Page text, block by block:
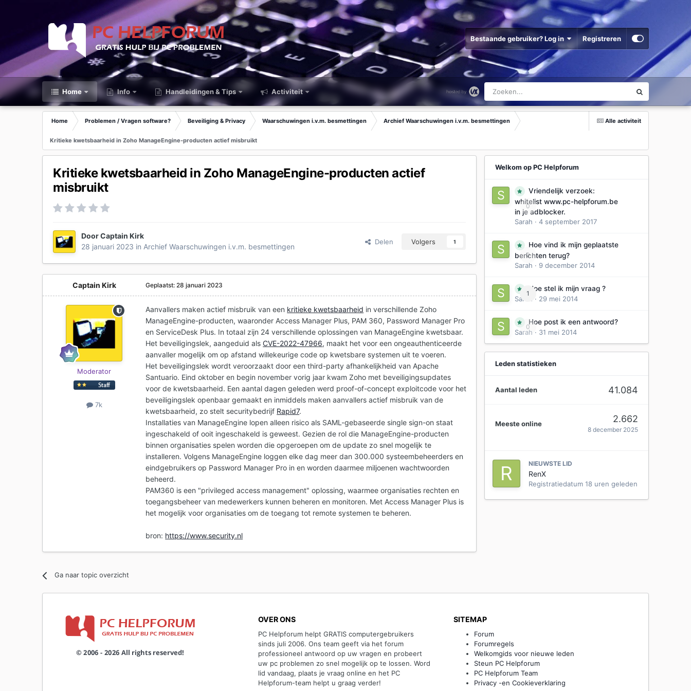
Bestaande gebruiker? Log in Registreren
Home Info Handleidingen & Tips Activiteit
Alle activiteit
Home Problemen / Vragen software? Beveiliging & Privacy Waarschuwingen i.v.m. besmettingen Archief Waarschuwingen i.v.m. besmettingen
Kritieke kwetsbaarheid in Zoho ManageEngine-producten actief misbruikt
Kritieke kwetsbaarheid in Zoho ManageEngine-producten actief
misbruikt
DoorCaptain Kirk
28 januari 2023 in Archief Waarschuwingen i.v.m. besmettingen
Delen Volgers 1
Captain Kirk
Moderator
7k
Geplaatst:28 januari 2023
Aanvallers maken actief misbruik van een kritieke kwetsbaarheid in verschillende Zoho
ManageEngine-producten, waaronder Access Manager Plus, PAM 360, Password Manager Pro
en ServiceDesk Plus. In totaal zijn 24 verschillende oplossingen van ManageEngine kwetsbaar.
Het beveiligingslek, aangeduid alsCVE-2022-47966, maakt het voor een ongeauthenticeerde
aanvaller mogelijk om op afstand willekeurige code op kwetsbare systemen uit te voeren.
Het beveiligingslek wordt veroorzaakt door een third-party afhankelijkheid van Apache
Santuario. Eind oktober en begin november vorig jaar kwam Zoho met beveiligingsupdates
voor de kwetsbaarheid. Een aantal dagen geleden werd proof-of-concept exploitcode voor het
beveiligingslek openbaar gemaakt en inmiddels maken aanvallers actief misbruik van de
kwetsbaarheid, zo stelt securitybedrijf Rapid7.
Installaties van ManageEngine lopen alleen risico als SAML-gebaseerde single sign-on staat
ingeschakeld of ooit ingeschakeld is geweest. Gezien de rol die ManageEngine-producten
binnen organisaties spelen worden die opgeroepen om de update zo snel mogelijk te
installeren. Volgens ManageEngine loggen elke dag meer dan 300.000 systeembeheerders en
eindgebruikers op Password Manager Pro in en worden daarmee miljoenen wachtwoorden
beheerd.
PAM360 is een "privileged access management" oplossing, waarmee organisaties rechten en
toegangsbeheer van medewerkers kunnen beheren en monitoren. Met Access Manager Plus is
het mogelijk voor organisaties om de toegang tot remote systemen te beheren.
bron: https://www.security.nl
Ga naar topic overzicht
Welkom op PC Helpforum
0
Vriendelijk verzoek:
whitelist www.pc-helpforum.be
in je adblocker.
Sarah · 4 september 2017
0
Hoe vind ik mijn geplaatste
berichten terug?
Sarah · 9 december 2014
1
Hoe stel ik mijn vraag ?
Sarah
· 29 mei 2014
0
Hoe post ik een antwoord?
Sarah · 31 mei 2014
Leden statistieken
Aantal leden 41.084
Meeste online 2.662
8 december 2025
NIEUWSTE LID
RenX
Registratiedatum 18 uren geleden
OVER ONS
PC Helpforum helpt GRATIS computergebruikers
sinds juli 2006. Ons team geeft via het forum
professioneel antwoord op uw vragen en probeert
uw pc problemen zo snel mogelijk op te lossen. Word
lid vandaag, plaats je vraag online en het PC
Helpforum-team helpt u graag verder!
SITEMAP
Forum
Forumregels
Welkomgids voor nieuwe leden
Steun PC Helpforum
PC Helpforum Team
Privacy -en Cookieverklaring